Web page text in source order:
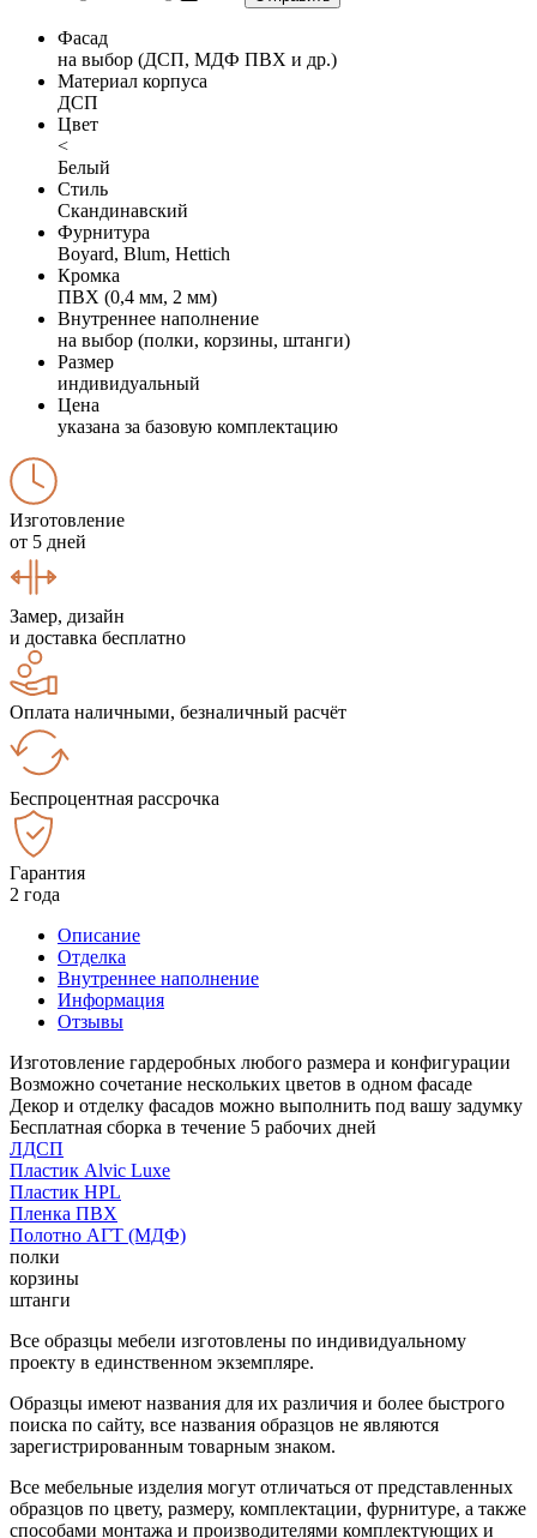
Фасад
на выбор (ДСП, МДФ ПВХ и др.)
Материал корпуса
ДСП
Цвет
<
Белый
Стиль
Скандинавский
Фурнитура
Boyard, Blum, Hettich
Кромка
ПВХ (0,4 мм, 2 мм)
Внутреннее наполнение
на выбор (полки, корзины, штанги)
Размер
индивидуальный
Цена
указана за базовую комплектацию
Изготовление
от 5 дней
Замер, дизайн
и доставка бесплатно
Оплата наличными, безналичный расчёт
Беспроцентная рассрочка
Гарантия
2 года
Описание
Отделка
Внутреннее наполнение
Информация
Отзывы
Изготовление гардеробных любого размера и конфигурации
Возможно сочетание нескольких цветов в одном фасаде
Декор и отделку фасадов можно выполнить под вашу задумку
Бесплатная сборка в течение 5 рабочих дней
ЛДСП
Пластик Alvic Luxe
Пластик HPL
Пленка ПВХ
Полотно АГТ (МДФ)
полки
корзины
штанги
Все образцы мебели изготовлены по индивидуальному
проекту в единственном экземпляре.
Образцы имеют названия для их различия и более быстрого
поиска по сайту, все названия образцов не являются
зарегистрированным товарным знаком.
Все мебельные изделия могут отличаться от представленных
образцов по цвету, размеру, комплектации, фурнитуре, а также
способами монтажа и производителями комплектующих и